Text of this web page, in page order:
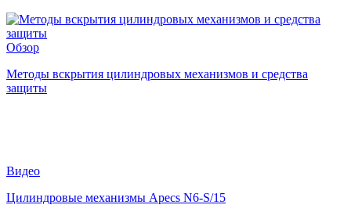
Обзор
Методы вскрытия цилиндровых механизмов и средства
защиты
Видео
Цилиндровые механизмы Apecs N6-S/15